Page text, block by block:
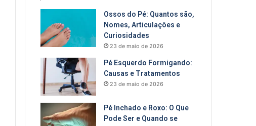
Ossos do Pé: Quantos são,
Nomes, Articulações e
Curiosidades
23 de maio de 2026
Pé Esquerdo Formigando:
Causas e Tratamentos
23 de maio de 2026
Pé Inchado e Roxo: O Que
Pode Ser e Quando se